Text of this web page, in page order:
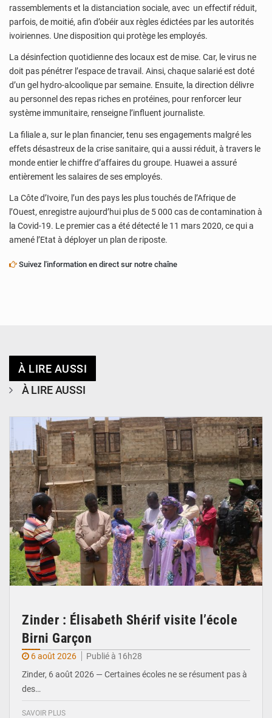
rassemblements et la distanciation sociale, avec un effectif réduit,
parfois, de moitié, afin d’obéir aux règles édictées par les autorités
ivoiriennes. Une disposition qui protège les employés.
La désinfection quotidienne des locaux est de mise. Car, le virus ne
doit pas pénétrer l’espace de travail. Ainsi, chaque salarié est doté
d’un gel hydro-alcoolique par semaine. Ensuite, la direction délivre
au personnel des repas riches en protéines, pour renforcer leur
système immunitaire, renseigne l’influent journaliste.
La filiale a, sur le plan financier, tenu ses engagements malgré les
effets désastreux de la crise sanitaire, qui a aussi réduit, à travers le
monde entier le chiffre d’affaires du groupe. Huawei a assuré
entièrement les salaires de ses employés.
La Côte d’Ivoire, l’un des pays les plus touchés de l’Afrique de
l’Ouest, enregistre aujourd’hui plus de 5 000 cas de contamination à
la Covid-19. Le premier cas a été détecté le 11 mars 2020, ce qui a
amené l’Etat à déployer un plan de riposte.
Suivez l'information en direct sur notre chaîne
À LIRE AUSSI
À LIRE AUSSI
Zinder : Élisabeth Shérif visite l’école
Birni Garçon
6 août 2026
Publié à 16h28
Zinder, 6 août 2026 — Certaines écoles ne se résument pas à
des…
SAVOIR PLUS